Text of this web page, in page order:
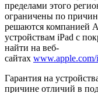
пределами этого
ограничены по
решаются компанией
устройствам iPad с
найти на веб-
сайтах
Гарантия на
причине отличий в